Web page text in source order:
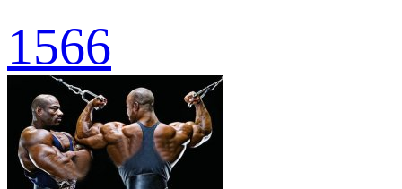
1566